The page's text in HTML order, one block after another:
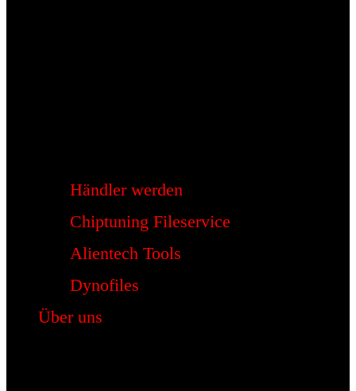
Händler werden
Chiptuning Fileservice
Alientech Tools
Dynofiles
Über uns